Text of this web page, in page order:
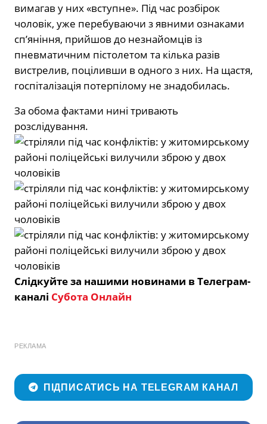
вимагав у них «вступне». Під час розбірок
чоловік, уже перебуваючи з явними ознаками
сп’яніння, прийшов до незнайомців із
пневматичним пістолетом та кілька разів
вистрелив, поціливши в одного з них. На щастя,
госпіталізація потерпілому не знадобилась.
За обома фактами нині тривають
розслідування.
Слідкуйте за нашими новинами в Телеграм-
каналі Субота Онлайн
РЕКЛАМА
ПІДПИСАТИСЬ НА TELEGRAM КАНАЛ